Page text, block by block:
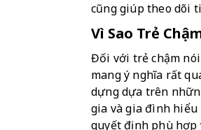
cũng giúp theo dõi
Vì Sao Trẻ
Đối với trẻ chậm
mang ý nghĩa rất
dựng dựa trên
gia và gia đình
quyết định phù hợp